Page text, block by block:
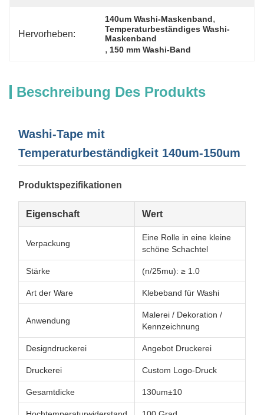
Hervorheben:
140um Washi-Maskenband,
Temperaturbeständiges Washi-
Maskenband
, 150 mm Washi-Band
Beschreibung Des Produkts
Washi-Tape mit
Temperaturbeständigkeit 140um-150um
Produktspezifikationen
Eigenschaft Wert
Verpackung
Eine Rolle in eine kleine
schöne Schachtel
Stärke (n/25mu): ≥ 1.0
Art der Ware Klebeband für Washi
Anwendung
Malerei / Dekoration /
Kennzeichnung
Designdruckerei Angebot Druckerei
Druckerei Custom Logo-Druck
Gesamtdicke 130um±10